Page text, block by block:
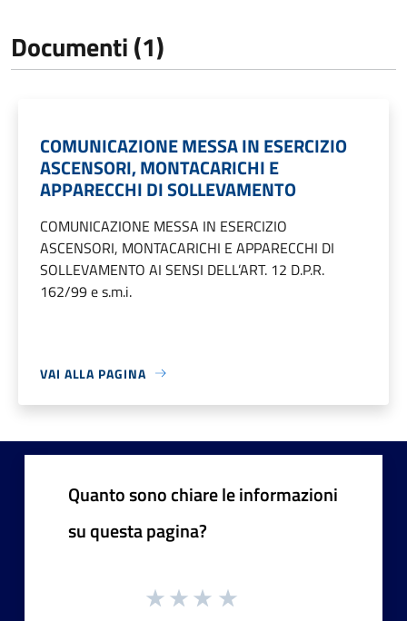
Documenti (1)
COMUNICAZIONE MESSA IN ESERCIZIO
ASCENSORI, MONTACARICHI E
APPARECCHI DI SOLLEVAMENTO
COMUNICAZIONE MESSA IN ESERCIZIO
ASCENSORI, MONTACARICHI E APPARECCHI DI
SOLLEVAMENTO AI SENSI DELL’ART. 12 D.P.R.
162/99 e s.m.i.
VAI ALLA PAGINA
Quanto sono chiare le informazioni
su questa pagina?